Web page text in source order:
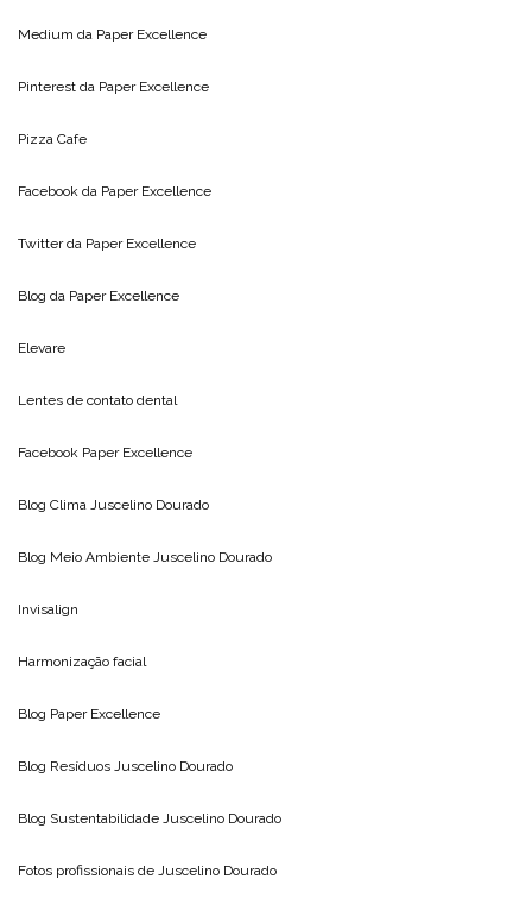
Medium da Paper Excellence
Pinterest da Paper Excellence
Pizza Cafe
Facebook da Paper Excellence
Twitter da Paper Excellence
Blog da Paper Excellence
Elevare
Lentes de contato dental
Facebook Paper Excellence
Blog Clima Juscelino Dourado
Blog Meio Ambiente Juscelino Dourado
Invisalign
Harmonização facial
Blog Paper Excellence
Blog Resíduos Juscelino Dourado
Blog Sustentabilidade Juscelino Dourado
Fotos profissionais de Juscelino Dourado